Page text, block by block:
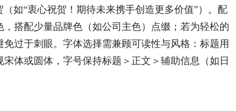
如“衷心祝贺！期待未来携手创造更多价值”）。配
搭配少量品牌色（如公司主色）点缀；若为轻松的
过于刺眼。字体选择需兼顾可读性与风格：标题用
体或圆体，字号保持标题＞正文＞辅助信息（如日